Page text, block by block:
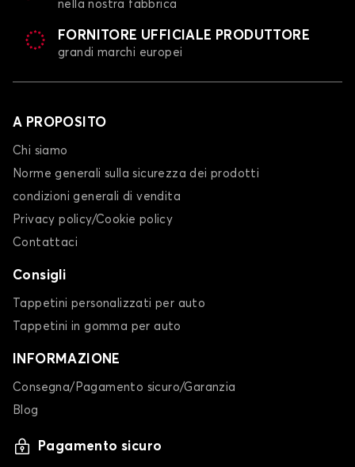
nella nostra fabbrica
FORNITORE UFFICIALE PRODUTTORE
grandi marchi europei
A PROPOSITO
Chi siamo
Norme generali sulla sicurezza dei prodotti
condizioni generali di vendita
Privacy policy/Cookie policy
Contattaci
Consigli
Tappetini personalizzati per auto
Tappetini in gomma per auto
INFORMAZIONE
Consegna/Pagamento sicuro/Garanzia
Blog
Pagamento sicuro